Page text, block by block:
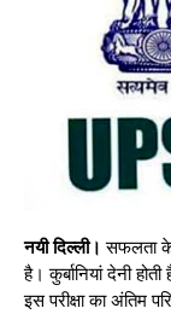
नयी दिल्ली। सफलता के
है। कुर्बानियां देनी
इस परीक्षा का अंतिम